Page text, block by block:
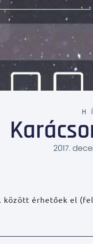
2017.
érhetőek el